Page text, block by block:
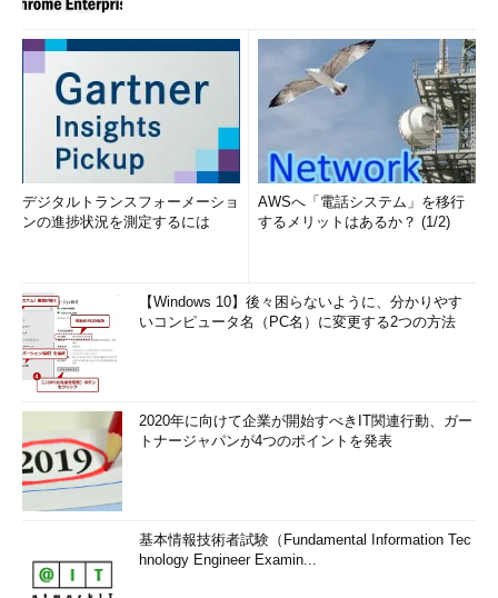
デジタルトランスフォーメーショ
ンの進捗状況を測定するには
AWSへ「電話システム」を移行
するメリットはあるか？ (1/2)
【Windows 10】後々困らないように、分かりやす
いコンピュータ名（PC名）に変更する2つの方法
2020年に向けて企業が開始すべきIT関連行動、ガー
トナージャパンが4つのポイントを発表
基本情報技術者試験（Fundamental Information Tec
hnology Engineer Examin...